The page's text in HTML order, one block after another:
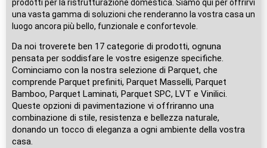
prodotti per la ristrutturazione domestica. Siamo qui per offrirvi
una vasta gamma di soluzioni che renderanno la vostra casa un
luogo ancora più bello, funzionale e confortevole.
Da noi troverete ben 17 categorie di prodotti, ognuna
pensata per soddisfare le vostre esigenze specifiche.
Cominciamo con la nostra selezione di Parquet, che
comprende Parquet prefiniti, Parquet Masselli, Parquet
Bamboo, Parquet Laminati, Parquet SPC, LVT e Vinilici.
Queste opzioni di pavimentazione vi offriranno una
combinazione di stile, resistenza e bellezza naturale,
donando un tocco di eleganza a ogni ambiente della vostra
casa.